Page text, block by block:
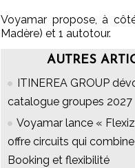
Voyamar propose, à
Madère) et 1 autotour.
AUTRES
ITINEREA GROUP
catalogue groupes 2027
Voyamar lance «
offre circuits qui
Booking et flexibilité